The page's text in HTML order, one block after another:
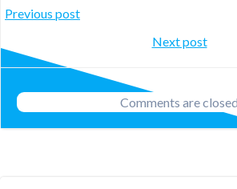
Post
navigation
Previous post
Post
Next post
Comments are closed